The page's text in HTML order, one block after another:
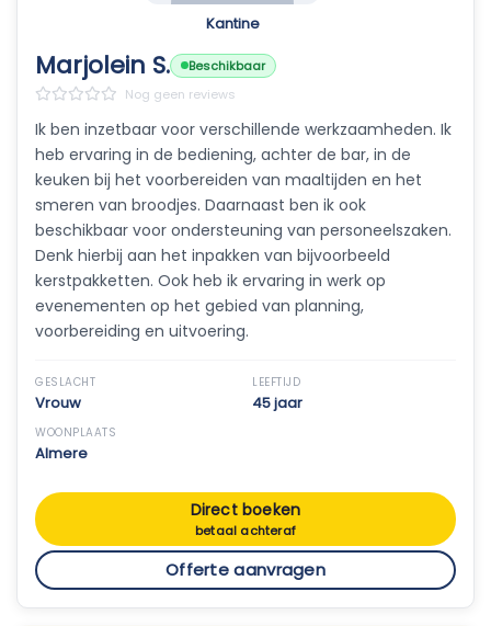
Kantine
Marjolein S.
Beschikbaar
Nog geen reviews
Ik ben inzetbaar voor verschillende werkzaamheden. Ik
heb ervaring in de bediening, achter de bar, in de
keuken bij het voorbereiden van maaltijden en het
smeren van broodjes. Daarnaast ben ik ook
beschikbaar voor ondersteuning van personeelszaken.
Denk hierbij aan het inpakken van bijvoorbeeld
kerstpakketten. Ook heb ik ervaring in werk op
evenementen op het gebied van planning,
voorbereiding en uitvoering.
GESLACHT
Vrouw
LEEFTIJD
45 jaar
WOONPLAATS
Almere
Direct boeken
betaal achteraf
Offerte aanvragen